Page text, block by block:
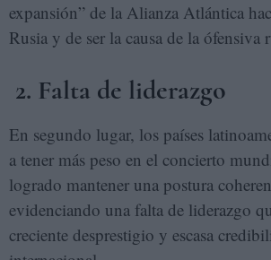
expansión” de la Alianza Atlántica
Rusia y de ser la causa de la ófensiva
2. Falta de liderazgo
En segundo lugar, los países
a tener más peso en el concierto
logrado mantener una postura
evidenciando una falta de liderazgo
creciente desprestigio y escasa